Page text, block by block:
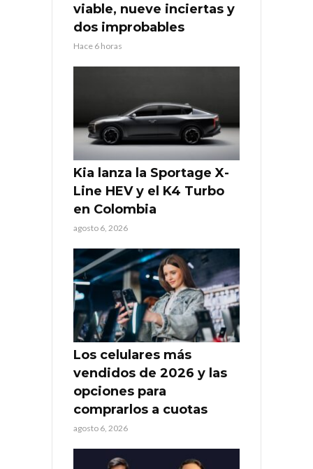
viable, nueve inciertas y
dos improbables
Hace 6 horas
Kia lanza la Sportage X-
Line HEV y el K4 Turbo
en Colombia
agosto 6, 2026
Los celulares más
vendidos de 2026 y las
opciones para
comprarlos a cuotas
agosto 6, 2026